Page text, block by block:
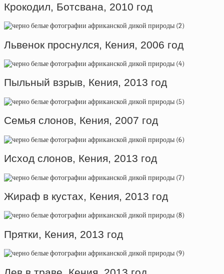
Крокодил, Ботсвана, 2010 год
Львенок проснулся, Кения, 2006 год
Пыльный взрыв, Кения, 2013 год
Семья слонов, Кения, 2007 год
Исход слонов, Кения, 2013 год
Жираф в кустах, Кения, 2013 год
Прятки, Кения, 2013 год